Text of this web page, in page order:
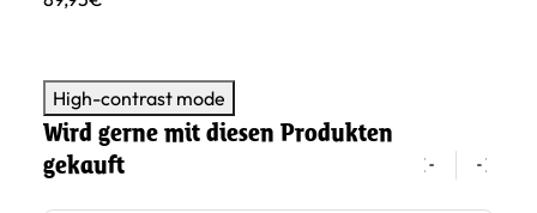
High-contrast mode
Wird gerne mit diesen Produkten
gekauft